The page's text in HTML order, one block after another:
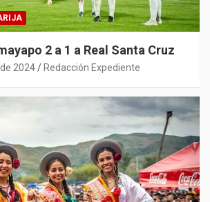
2 a 1 a Real Santa Cruz
2024 Redacción Expediente